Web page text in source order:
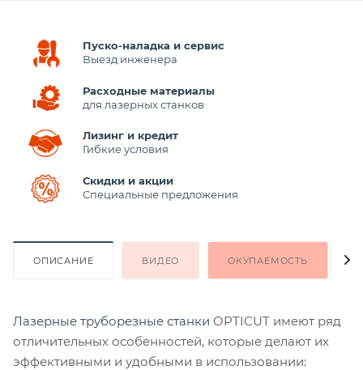
Пуско-наладка и сервис
Выезд инженера
Расходные материалы
для лазерных станков
Лизинг и кредит
Гибкие условия
Скидки и акции
Специальные предложения
ОПИСАНИЕ ВИДЕО ОКУПАЕМОСТЬ
Лазерные труборезные станки OPTICUT имеют ряд
отличительных особенностей, которые делают их
эффективными и удобными в использовании: